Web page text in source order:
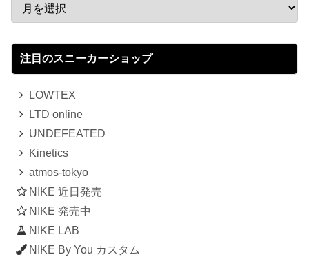
注目のスニーカーショップ
LOWTEX
LTD online
UNDEFEATED
Kinetics
atmos-tokyo
NIKE 近日発売
NIKE 発売中
NIKE LAB
NIKE By You カスタム